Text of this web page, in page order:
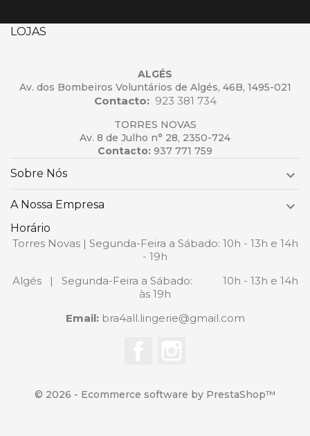
LOJAS
ALGÉS
Av. dos Bombeiros Voluntários de Algés, 46B, 1495-021
Contacto: 923 381 734
TORRES NOVAS
Av. 8 de Julho n° 28, 2350-724
Contacto: 937 771 759
Sobre Nós 
A Nossa Empresa 
Horário
Torres Novas | Segunda-Feira a Sábado: 10h - 13h e 14h
- 19h
Algés | Segunda-Feira a Sábado: 10h - 13h e 14h
às 19h
Email:bra4all.lingerie@gmail.com
© 2026 - Ecommerce software by PrestaShop™